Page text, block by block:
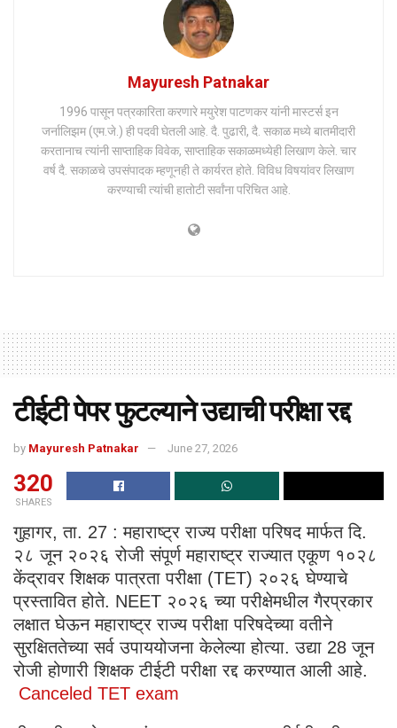
Mayuresh Patnakar
1996 पासून पत्रकारिता करणारे मयुरेश पाटणकर यांनी मास्टर्स इन
जर्नालिझम (एम.जे.) ही पदवी घेतली आहे. दै. पुढारी, दै. सकाळ मध्ये बातमीदारी
करतानाच त्यांनी साप्ताहिक विवेक, साप्ताहिक सकाळमध्येही लिखाण केले. चार
वर्ष दै. सकाळचे उपसंपादक म्हणूनही ते कार्यरत होते. विविध विषयांवर लिखाण
करण्याची त्यांची हातोटी सर्वांना परिचित आहे.
टीईटी पेपर फुटल्याने उद्याची परीक्षा रद्द
by Mayuresh Patnakar June 27, 2026
320
SHARES
गुहागर, ता. 27 : महाराष्ट्र राज्य परीक्षा परिषद मार्फत दि.
२८ जून २०२६ रोजी संपूर्ण महाराष्ट्र राज्यात एकूण १०२८
केंद्रावर शिक्षक पात्रता परीक्षा (TET) २०२६ घेण्याचे
प्रस्तावित होते. NEET २०२६ च्या परीक्षेमधील गैरप्रकार
लक्षात घेऊन महाराष्ट्र राज्य परीक्षा परिषदेच्या वतीने
सुरक्षिततेच्या सर्व उपाययोजना केलेल्या होत्या. उद्या 28 जून
रोजी होणारी शिक्षक टीईटी परीक्षा रद्द करण्यात आली आहे.
Canceled TET exam